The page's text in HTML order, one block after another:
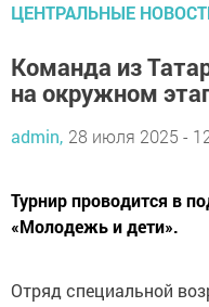
ЦЕНТРАЛЬНЫЕ
Команда из
на окружном
admin, 28 июля 2025 -
Турнир проводится в
«Молодежь и дети».
Отряд специальной